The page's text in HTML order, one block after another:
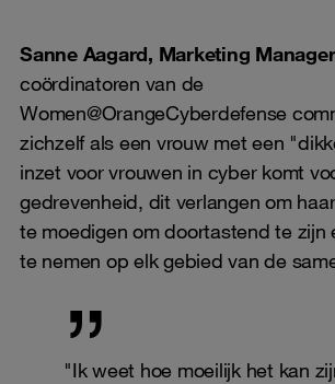
Sanne Aagard, Marketing Manager
coördinatoren van de
Women@OrangeCyberdefense
zichzelf als een vrouw met een
inzet voor vrouwen in cyber komt
gedrevenheid, dit verlangen om
te moedigen om doortastend te zijn
te nemen op elk gebied van de
"Ik weet hoe moeilijk het kan